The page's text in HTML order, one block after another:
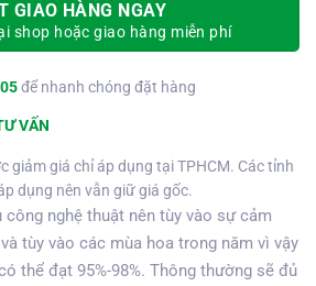
GIAO HÀNG NGAY
shop hoặc giao hàng miễn phí
để nhanh chóng đặt hàng
VẤN
giảm giá chỉ áp dụng tại TPHCM. Các tỉnh
dụng nên vẫn giữ giá gốc.
nghệ thuật nên tùy vào sự cảm
tùy vào các mùa hoa trong năm vì vậy
thể đạt 95%-98%. Thông thường sẽ đủ